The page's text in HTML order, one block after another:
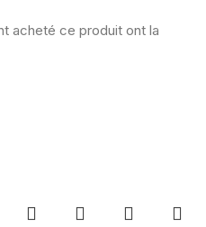
acheté ce produit ont la